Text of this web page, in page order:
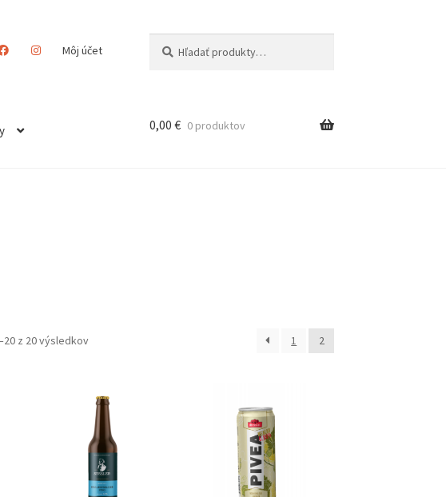
Môj účet
0,00 € 0 produktov
z 20 výsledkov 1 2